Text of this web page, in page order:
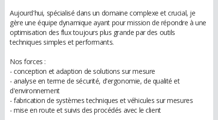
Aujourd'hui, spécialisé dans un domaine complexe et crucial, je
gère une équipe dynamique ayant pour mission de répondre à une
optimisation des flux toujours plus grande par des outils
techniques simples et performants.
Nos forces :
- conception et adaption de solutions sur mesure
- analyse en terme de sécurité, d'ergonomie, de qualité et
d'environnement
- fabrication de systèmes techniques et véhicules sur mesures
- mise en route et suivis des procédés avec le client